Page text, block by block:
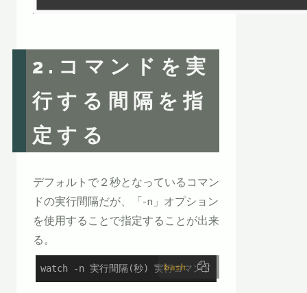
2.コマンドを実
行する間隔を指
定する
デフォルトで２秒となっているコマン
ドの実行間隔だが、「-n」オプション
を使用することで指定することが出来
る。
bash
watch -n 実行間隔(秒) 実行コマンド